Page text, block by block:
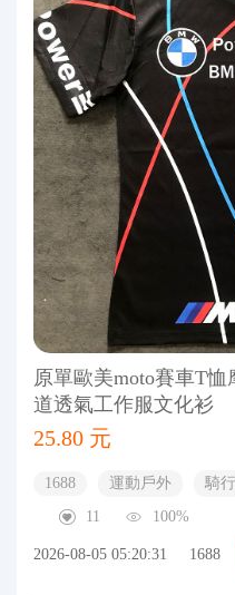
原單歐美moto賽車T
道透氣工作服文化衫
25.80 元
1688 運動戶外 騎
11
100%
2026-08-05 05:20:31 1688